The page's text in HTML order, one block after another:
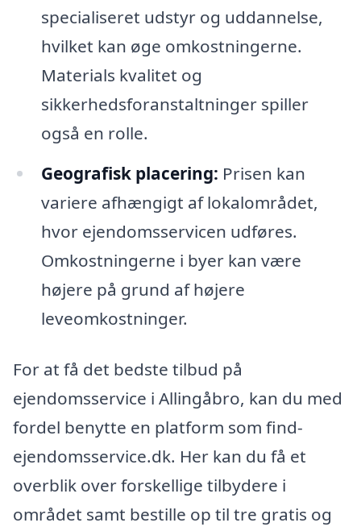
specialiseret udstyr og uddannelse,
hvilket kan øge omkostningerne.
Materials kvalitet og
sikkerhedsforanstaltninger spiller
også en rolle.
Geografisk placering: Prisen kan
variere afhængigt af lokalområdet,
hvor ejendomsservicen udføres.
Omkostningerne i byer kan være
højere på grund af højere
leveomkostninger.
For at få det bedste tilbud på
ejendomsservice i Allingåbro, kan du med
fordel benytte en platform som find-
ejendomsservice.dk. Her kan du få et
overblik over forskellige tilbydere i
området samt bestille op til tre gratis og